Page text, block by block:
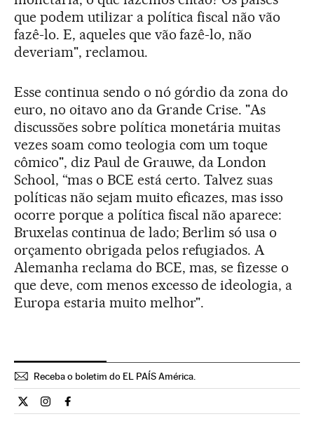
que podem utilizar a política fiscal não vão
fazê-lo. E, aqueles que vão fazê-lo, não
deveriam", reclamou.
Esse continua sendo o nó górdio da zona do
euro, no oitavo ano da Grande Crise. "As
discussões sobre política monetária muitas
vezes soam como teologia com um toque
cômico", diz Paul de Grauwe, da London
School, “mas o BCE está certo. Talvez suas
políticas não sejam muito eficazes, mas isso
ocorre porque a política fiscal não aparece:
Bruxelas continua de lado; Berlim só usa o
orçamento obrigada pelos refugiados. A
Alemanha reclama do BCE, mas, se fizesse o
que deve, com menos excesso de ideologia, a
Europa estaria muito melhor".
Receba o boletim do EL PAÍS América.
Economia El País Brasil en Twitter
Economia El País Brasil en Instagram
Economia El País Brasil en Facebook